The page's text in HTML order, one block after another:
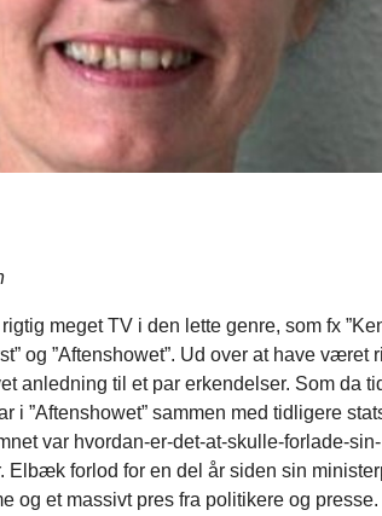
meget TV i den lette genre, som fx
og ”Aftenshowet”. Ud over at have været
anledning til et par erkendelser. Som da
i ”Aftenshowet” sammen med tidligere
var hvordan-er-det-at-skulle-forlade-sin-
Elbæk forlod for en del år siden sin
og et massivt pres fra politikere og